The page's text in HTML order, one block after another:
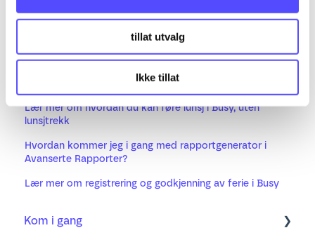
tillat utvalg
Ikke tillat
Relaterte artikler
Hvordan kommer jeg i gang med rapportpakker?
Ofte stilte spørsmål om MVA-rapporten
Lær mer om hvordan du kan føre lunsj i Busy, uten
lunsjtrekk
Hvordan kommer jeg i gang med rapportgenerator i
Avanserte Rapporter?
Lær mer om registrering og godkjenning av ferie i Busy
Kom i gang